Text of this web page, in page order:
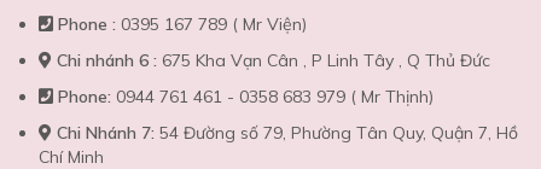
Phone : 0395 167 789 ( Mr Viện)
Chi nhánh 6 : 675 Kha Vạn Cân , P Linh Tây , Q Thủ Đức
Phone: 0944 761 461 - 0358 683 979 ( Mr Thịnh)
Chi Nhánh 7: 54 Đường số 79, Phường Tân Quy, Quận 7, Hồ
Chí Minh